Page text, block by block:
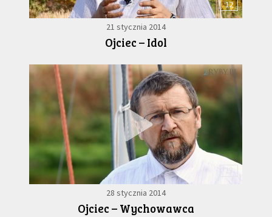
12
21 stycznia 2014
Ojciec – Idol
28 stycznia 2014
Ojciec – Wychowawca